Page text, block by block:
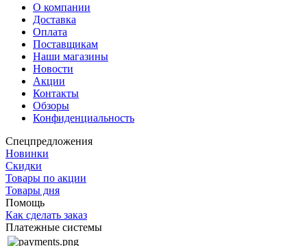
О компании
Доставка
Оплата
Поставщикам
Наши магазины
Новости
Акции
Контакты
Обзоры
Конфиденциальность
Спецпредложения
Новинки
Скидки
Товары по акции
Товары дня
Помощь
Как сделать заказ
Платежные системы